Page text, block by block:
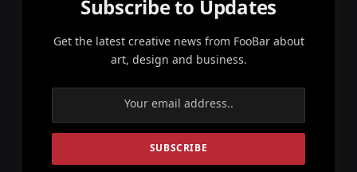
Subscribe to Updates
Get the latest creative news from FooBar about
art, design and business.